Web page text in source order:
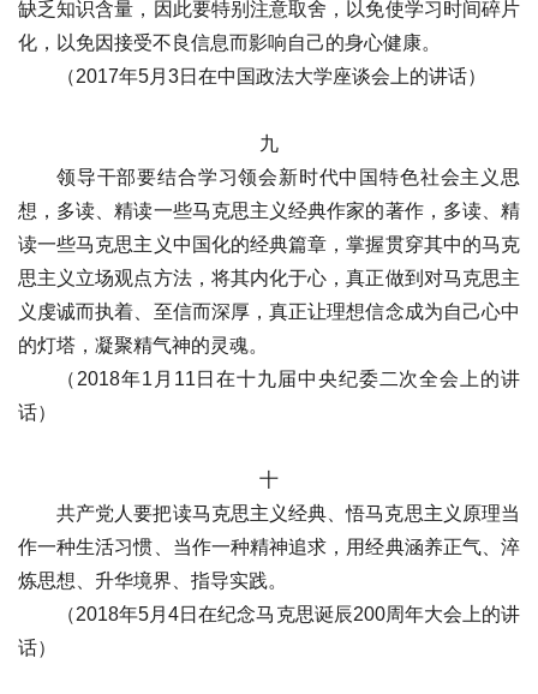
缺乏知识含量，因此要特别注意取舍，以免使学习时间碎片
化，以免因接受不良信息而影响自己的身心健康。
（2017年5月3日在中国政法大学座谈会上的讲话）
九
领导干部要结合学习领会新时代中国特色社会主义思
想，多读、精读一些马克思主义经典作家的著作，多读、精
读一些马克思主义中国化的经典篇章，掌握贯穿其中的马克
思主义立场观点方法，将其内化于心，真正做到对马克思主
义虔诚而执着、至信而深厚，真正让理想信念成为自己心中
的灯塔，凝聚精气神的灵魂。
（2018年1月11日在十九届中央纪委二次全会上的讲
话）
十
共产党人要把读马克思主义经典、悟马克思主义原理当
作一种生活习惯、当作一种精神追求，用经典涵养正气、淬
炼思想、升华境界、指导实践。
（2018年5月4日在纪念马克思诞辰200周年大会上的讲
话）